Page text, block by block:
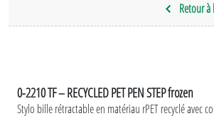
Retour
0-2210 TF – RECYCLED PET PEN STEP frozen
Stylo bille rétractable en matériau rPET recyclé avec